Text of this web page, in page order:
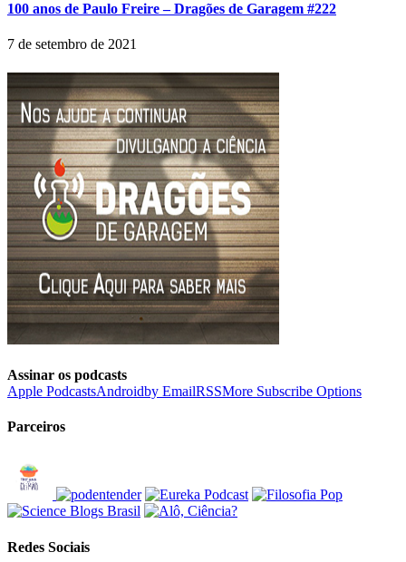
100 anos de Paulo Freire – Dragões de Garagem #222
7 de setembro de 2021
Assinar os podcasts
Apple PodcastsAndroidby EmailRSSMore Subscribe Options
Parceiros
Redes Sociais